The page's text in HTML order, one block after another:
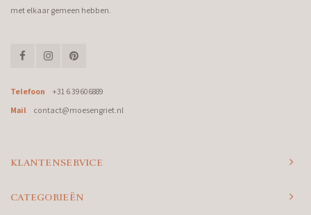
met elkaar gemeen hebben.
Telefoon
+31 6 39606889
Mail
contact@moesengriet.nl
KLANTENSERVICE
CATEGORIEËN